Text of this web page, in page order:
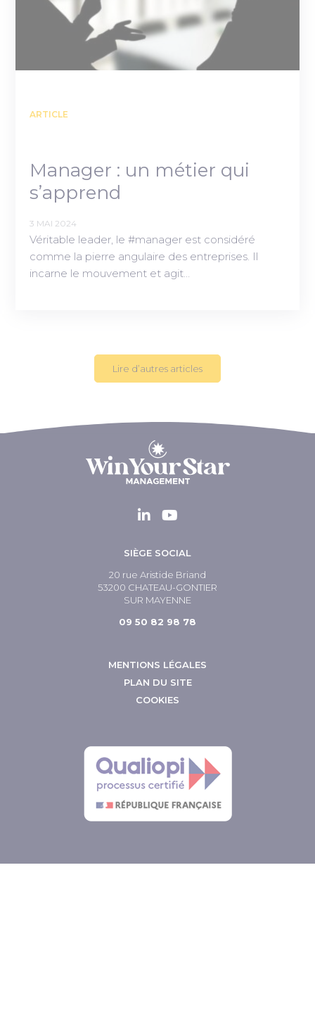
ARTICLE
Manager : un métier qui
s’apprend
3 MAI 2024
Véritable leader, le #manager est considéré
comme la pierre angulaire des entreprises. Il
incarne le mouvement et agit…
Lire d’autres articles
SIÈGE SOCIAL
20 rue Aristide Briand
53200 CHATEAU-GONTIER
SUR MAYENNE
09 50 82 98 78
MENTIONS LÉGALES
PLAN DU SITE
COOKIES